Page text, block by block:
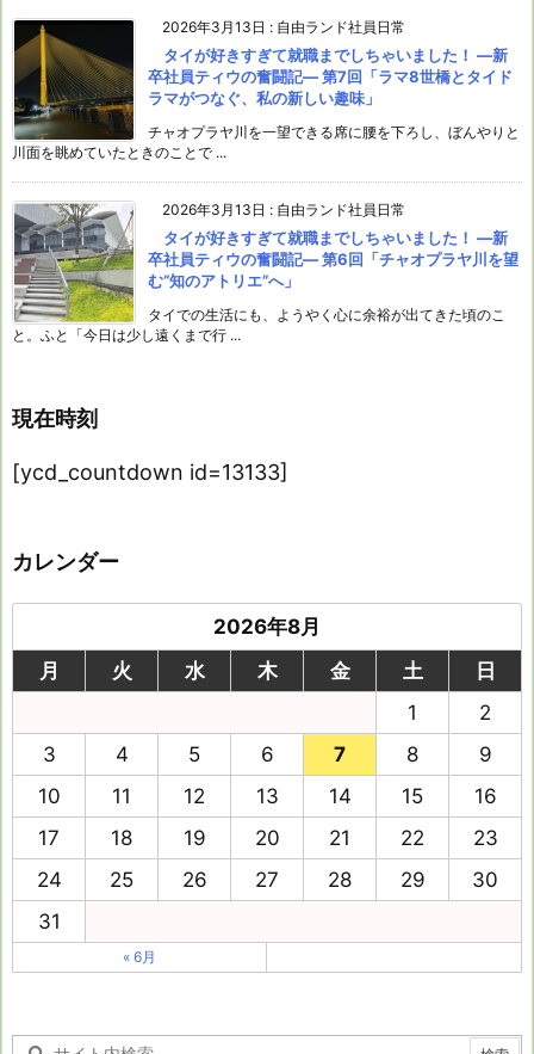
2026年3月13日 : 自由ランド社員日常
タイが好きすぎて就職までしちゃいました！ ―新
卒社員ティウの奮闘記― 第7回「ラマ8世橋とタイド
ラマがつなぐ、私の新しい趣味」
チャオプラヤ川を一望できる席に腰を下ろし、ぼんやりと
川面を眺めていたときのことで ...
2026年3月13日 : 自由ランド社員日常
タイが好きすぎて就職までしちゃいました！ ―新
卒社員ティウの奮闘記― 第6回「チャオプラヤ川を望
む“知のアトリエ”へ」
タイでの生活にも、ようやく心に余裕が出てきた頃のこ
と。ふと「今日は少し遠くまで行 ...
現在時刻
[ycd_countdown id=13133]
カレンダー
2026年8月
月
火 水 木 金 土
日
1
2
3
4 5 6 7 8
9
10
11 12 13 14 15
16
17
18 19 20 21 22
23
24
25 26 27 28 29
30
31
« 6月